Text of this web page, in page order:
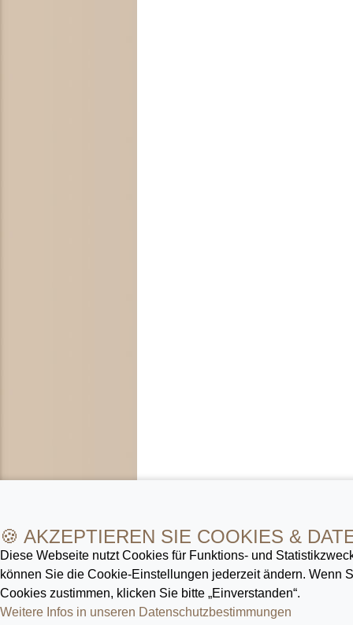
🍪 AKZEPTIEREN SIE COOKIES &
Diese Webseite nutzt Cookies für Funktions- und
können Sie die Cookie-Ein­stellungen jederzeit ändern. Wenn
Cookies zustimmen, klicken Sie bitte „Einverstanden“.
Weitere Infos in unseren Datenschutz­bestimmungen